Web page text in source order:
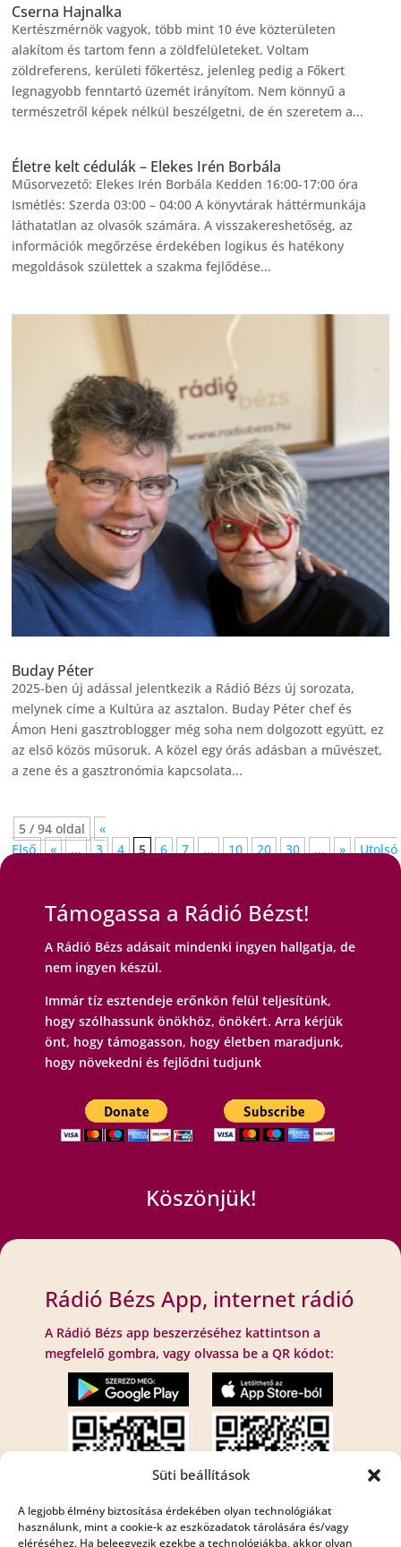
Süti beállítások
A legjobb élmény biztosítása érdekében olyan technológiákat
használunk, mint a cookie-k az eszközadatok tárolására és/vagy
eléréséhez. Ha beleegyezik ezekbe a technológiákba, akkor olyan
Cserna Hajnalka
Kertészmérnök vagyok, több mint 10 éve közterületen
alakítom és tartom fenn a zöldfelületeket. Voltam
zöldreferens, kerületi főkertész, jelenleg pedig a Főkert
legnagyobb fenntartó üzemét irányítom. Nem könnyű a
természetről képek nélkül beszélgetni, de én szeretem a...
Életre kelt cédulák – Elekes Irén Borbála
Műsorvezető: Elekes Irén Borbála Kedden 16:00-17:00 óra
Ismétlés: Szerda 03:00 – 04:00 A könyvtárak háttérmunkája
láthatatlan az olvasók számára. A visszakereshetőség, az
információk megőrzése érdekében logikus és hatékony
megoldások születtek a szakma fejlődése...
Buday Péter
2025-ben új adással jelentkezik a Rádió Bézs új sorozata,
melynek címe a Kultúra az asztalon. Buday Péter chef és
Ámon Heni gasztroblogger még soha nem dolgozott együtt, ez
az első közös műsoruk. A közel egy órás adásban a művészet,
a zene és a gasztronómia kapcsolata...
5 / 94 oldal
«
Első
« ... 3 4 5 6 7 ... 10 20 30 ... »
Utolsó
Támogassa a Rádió Bézst!
A Rádió Bézs adásait mindenki ingyen hallgatja, de
nem ingyen készül.
Immár tíz esztendeje erőnkön felül teljesítünk,
hogy szólhassunk önökhöz, önökért. Arra kérjük
önt, hogy támogasson, hogy életben maradjunk,
hogy növekedni és fejlődni tudjunk
Köszönjük!
Rádió Bézs App, internet rádió
A Rádió Bézs app beszerzéséhez kattintson a
megfelelő gombra, vagy olvassa be a QR kódot: